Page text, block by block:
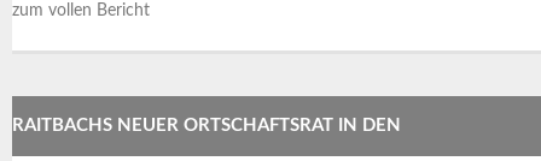
zum vollen Bericht
RAITBACHS NEUER ORTSCHAFTSRAT IN DEN